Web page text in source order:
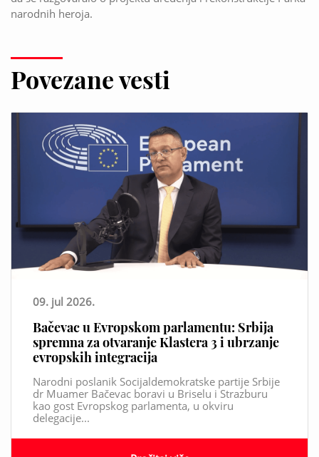
narodnih heroja.
Povezane vesti
09. jul 2026.
Bačevac u Evropskom parlamentu: Srbija
spremna za otvaranje Klastera 3 i ubrzanje
evropskih integracija
Narodni poslanik Socijaldemokratske partije Srbije
dr Muamer Bačevac boravi u Briselu i Strazburu
kao gost Evropskog parlamenta, u okviru
delegacije...